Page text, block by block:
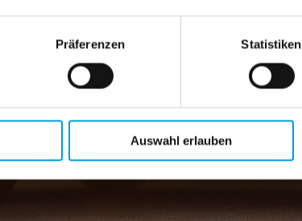
Präferenzen Statistiken
Auswahl erlauben